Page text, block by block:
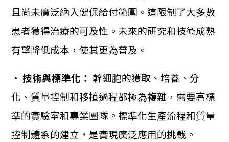
且尚未廣泛納入健保給付範圍。這限制了大多數
患者獲得治療的可及性。未來的研究和技術成熟
有望降低成本，使其更為普及。
•技術與標準化： 幹細胞的獲取、培養、分
化、質量控制和移植過程都極為複雜，需要高標
準的實驗室和專業團隊。標準化生產流程和質量
控制體系的建立，是實現廣泛應用的挑戰。